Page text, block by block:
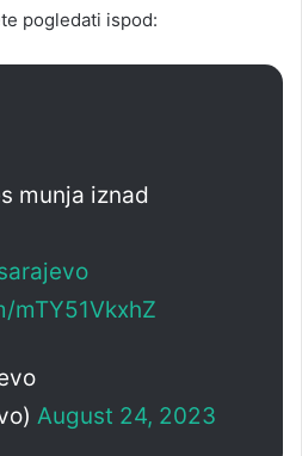
pogledati ispod:
munja iznad
mTY51VkxhZ
August 24, 2023